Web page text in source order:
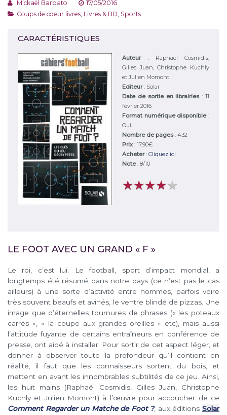
Mickaël Barbato
17/05/2016
Coups de coeur livres Livres & BD Sports
CARACTÉRISTIQUES
Auteur : Raphaël Cosmidis,
Gilles Juan, Christophe Kuchly
et Julien Momont
Editeur: Solar
Date de sortie en librairies: 11
février 2016
Format numérique disponible :
Oui
Nombre de pages: 432
Prix: 17,90€
Acheter:Cliquez ici
Note:8/10
★★★★★
★★★★★
LE FOOT AVEC UN GRAND « F »
Le roi, c’est lui. Le football, sport d’impact mondial, a
longtemps été résumé dans notre pays (ce n’est pas le cas
ailleurs) à une sorte d’activité entre hommes, parfois voire
très souvent beaufs et avinés, le ventre blindé de pizzas. Une
image que d’éternelles tournures de phrases (« les poteaux
carrés », « la coupe aux grandes oreilles » etc), mais aussi
l’attitude fuyante de certains entraîneurs en conférence de
presse, ont aidé à installer. Pour sortir de cet aspect léger, et
donner à observer toute la profondeur qu’il contient en
réalité, il faut que les connaisseurs sortent du bois, et
mettent en avant les innombrables subtilités de ce jeu. Ainsi,
les huit mains (Raphaël Cosmidis, Gilles Juan, Christophe
Kuchly et Julien Momont) à l’œuvre pour accoucher de ce
Comment Regarder un Matche de Foot ?, aux éditionsSolar